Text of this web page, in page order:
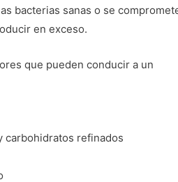
bacterias sanas o se
en exceso.
que pueden conducir a un
carbohidratos refinados